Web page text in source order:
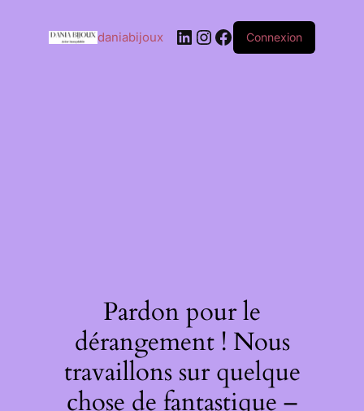
daniabijoux Connexion
Pardon pour le
dérangement ! Nous
travaillons sur quelque
chose de fantastique –